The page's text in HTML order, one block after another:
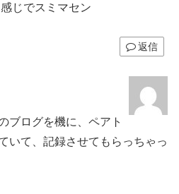
じでスミマセン
返信
ブログを機に、ペアト
いて、記録させてもらっちゃっ